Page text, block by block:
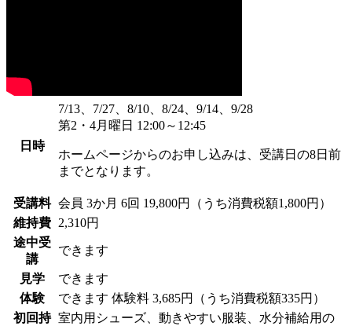
日時
7/13、7/27、8/10、8/24、9/14、9/28
第2・4月曜日 12:00～12:45
ホームページからのお申し込みは、受講日の8日前
までとなります。
受講料 会員 3か月 6回 19,800円（うち消費税額1,800円）
維持費
2,310円
途中受
講
できます
見学
できます
体験
できます 体験料 3,685円（うち消費税額335円）
初回持 室内用シューズ、動きやすい服装、水分補給用の